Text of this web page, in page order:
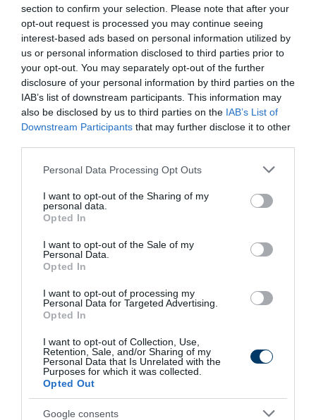
section to confirm your selection. Please note that after your
opt-out request is processed you may continue seeing
interest-based ads based on personal information utilized by
us or personal information disclosed to third parties prior to
your opt-out. You may separately opt-out of the further
disclosure of your personal information by third parties on the
IAB’s list of downstream participants. This information may
also be disclosed by us to third parties on the IAB’s List of
Downstream Participants that may further disclose it to other
Please note that this website/app uses one or more Google
not limited to your visit or usage behaviour. You may click to
grant or deny consent to Google and its third-party tags to
use your data for below specified purposes in below Google
consent section.
Personal Data Processing Opt Outs
I want to opt-out of the Sharing of my
personal data.
Opted In
I want to opt-out of the Sale of my
Personal Data.
Opted In
I want to opt-out of processing my
Personal Data for Targeted Advertising.
Opted In
I want to opt-out of Collection, Use,
Retention, Sale, and/or Sharing of my
Personal Data that Is Unrelated with the
Purposes for which it was collected.
Opted Out
Google consents
Fungus Dries Up And Falls Off After The First
Use
Stop Eating These 3 Foods That Are Known to
Cause Parasites